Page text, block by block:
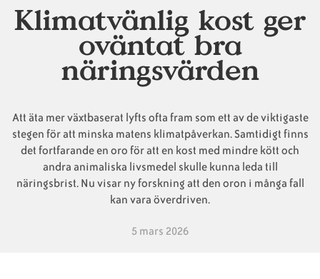
Animaliska
ingredienser
Veganska
konsumentlistor
Vanliga
frågor
Veganska
substitut
Veganska
certifieringar
Klimatvänlig kost ger
oväntat bra
näringsvärden
Att äta mer växtbaserat lyfts ofta fram som ett av de viktigaste
stegen för att minska matens klimatpåverkan. Samtidigt finns
det fortfarande en oro för att en kost med mindre kött och
andra animaliska livsmedel skulle kunna leda till
näringsbrist. Nu visar ny forskning att den oron i många fall
kan vara överdriven.
5 mars 2026